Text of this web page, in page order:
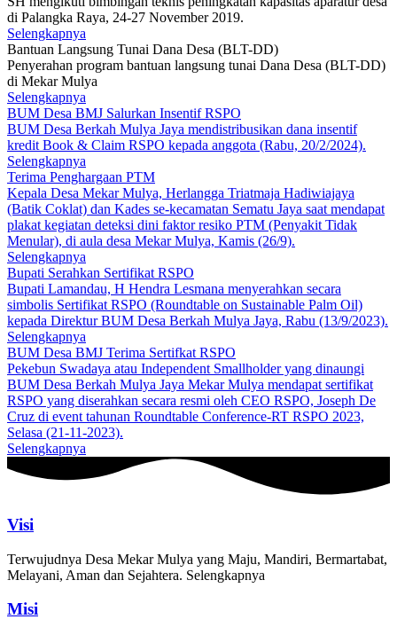
di Palangka Raya, 24-27 November 2019.
Selengkapnya
Bantuan Langsung Tunai Dana Desa (BLT-DD)
Penyerahan program bantuan langsung tunai Dana Desa (BLT-DD)
di Mekar Mulya
Selengkapnya
BUM Desa BMJ Salurkan Insentif RSPO
BUM Desa Berkah Mulya Jaya mendistribusikan dana insentif
kredit Book & Claim RSPO kepada anggota (Rabu, 20/2/2024).
Selengkapnya
Terima Penghargaan PTM
Kepala Desa Mekar Mulya, Herlangga Triatmaja Hadiwiajaya
(Batik Coklat) dan Kades se-kecamatan Sematu Jaya saat mendapat
plakat kegiatan deteksi dini faktor resiko PTM (Penyakit Tidak
Menular), di aula desa Mekar Mulya, Kamis (26/9).
Selengkapnya
Bupati Serahkan Sertifikat RSPO
Bupati Lamandau, H Hendra Lesmana menyerahkan secara
simbolis Sertifikat RSPO (Roundtable on Sustainable Palm Oil)
kepada Direktur BUM Desa Berkah Mulya Jaya, Rabu (13/9/2023).
Selengkapnya
BUM Desa BMJ Terima Sertifkat RSPO
Pekebun Swadaya atau Independent Smallholder yang dinaungi
BUM Desa Berkah Mulya Jaya Mekar Mulya mendapat sertifikat
RSPO yang diserahkan secara resmi oleh CEO RSPO, Joseph De
Cruz di event tahunan Roundtable Conference-RT RSPO 2023,
Selasa (21-11-2023).
Selengkapnya
Visi
Terwujudnya Desa Mekar Mulya yang Maju, Mandiri, Bermartabat,
Melayani, Aman dan Sejahtera. Selengkapnya
Misi